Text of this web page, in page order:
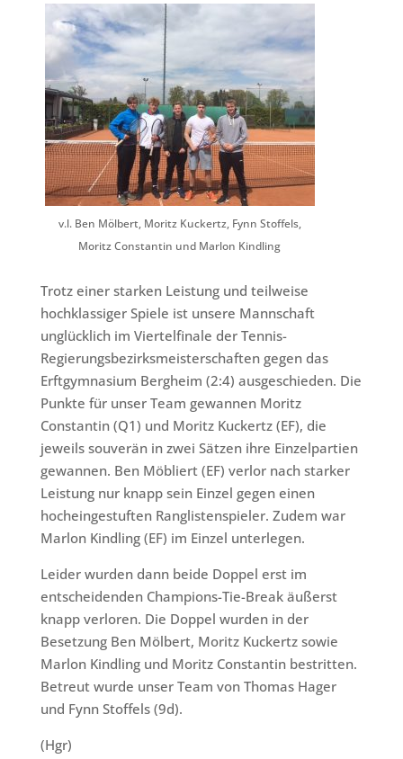
v.l. Ben Mölbert, Moritz Kuckertz, Fynn Stoffels,
Moritz Constantin und Marlon Kindling
Trotz einer starken Leistung und teilweise
hochklassiger Spiele ist unsere Mannschaft
unglücklich im Viertelfinale der Tennis-
Regierungsbezirksmeisterschaften gegen das
Erftgymnasium Bergheim (2:4) ausgeschieden. Die
Punkte für unser Team gewannen Moritz
Constantin (Q1) und Moritz Kuckertz (EF), die
jeweils souverän in zwei Sätzen ihre Einzelpartien
gewannen. Ben Möbliert (EF) verlor nach starker
Leistung nur knapp sein Einzel gegen einen
hocheingestuften Ranglistenspieler. Zudem war
Marlon Kindling (EF) im Einzel unterlegen.
Leider wurden dann beide Doppel erst im
entscheidenden Champions-Tie-Break äußerst
knapp verloren. Die Doppel wurden in der
Besetzung Ben Mölbert, Moritz Kuckertz sowie
Marlon Kindling und Moritz Constantin bestritten.
Betreut wurde unser Team von Thomas Hager
und Fynn Stoffels (9d).
(Hgr)